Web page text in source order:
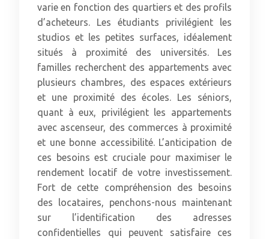
varie en fonction des quartiers et des profils
d’acheteurs. Les étudiants privilégient les
studios et les petites surfaces, idéalement
situés à proximité des universités. Les
familles recherchent des appartements avec
plusieurs chambres, des espaces extérieurs
et une proximité des écoles. Les séniors,
quant à eux, privilégient les appartements
avec ascenseur, des commerces à proximité
et une bonne accessibilité. L’anticipation de
ces besoins est cruciale pour maximiser le
rendement locatif de votre investissement.
Fort de cette compréhension des besoins
des locataires, penchons-nous maintenant
sur l’identification des adresses
confidentielles qui peuvent satisfaire ces